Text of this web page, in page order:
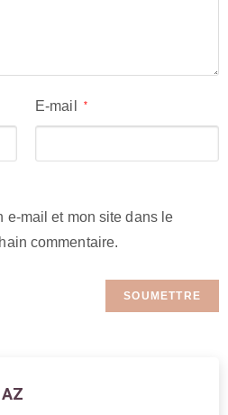
E-mail *
e-mail et mon site dans le
commentaire.